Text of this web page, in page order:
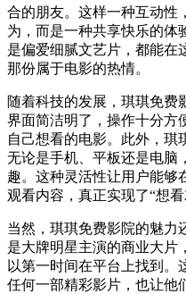
合的朋友。这样一种互动性
为，而是一种共享快乐的体
是偏爱细腻文艺片，都能在
那份属于电影的热情。
随着科技的发展，琪琪免费
界面简洁明了，操作十分方
自己想看的电影。此外，琪
无论是手机、平板还是电脑
趣。这种灵活性让用户能够
观看内容，真正实现了“想看
当然，琪琪免费影院的魅力
是大牌明星主演的商业大片
以第一时间在平台上找到。
任何一部精彩影片，也让他